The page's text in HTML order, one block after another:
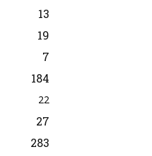
13
19
7
184
22
27
283